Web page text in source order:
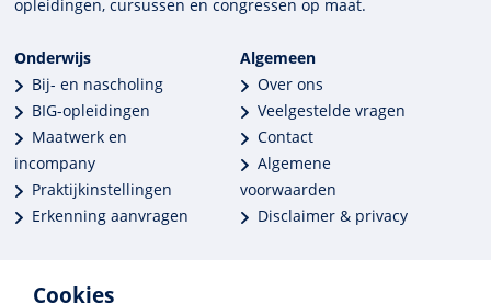
Cookies
opleidingen, cursussen en congres­sen op maat.
Onderwijs
Bij- en nascholing
BIG-opleidingen
Maatwerk en
incompany
Praktijkinstellingen
Erkenning aanvragen
Algemeen
Over ons
Veelgestelde vragen
Contact
Algemene
voorwaarden
Disclaimer & privacy